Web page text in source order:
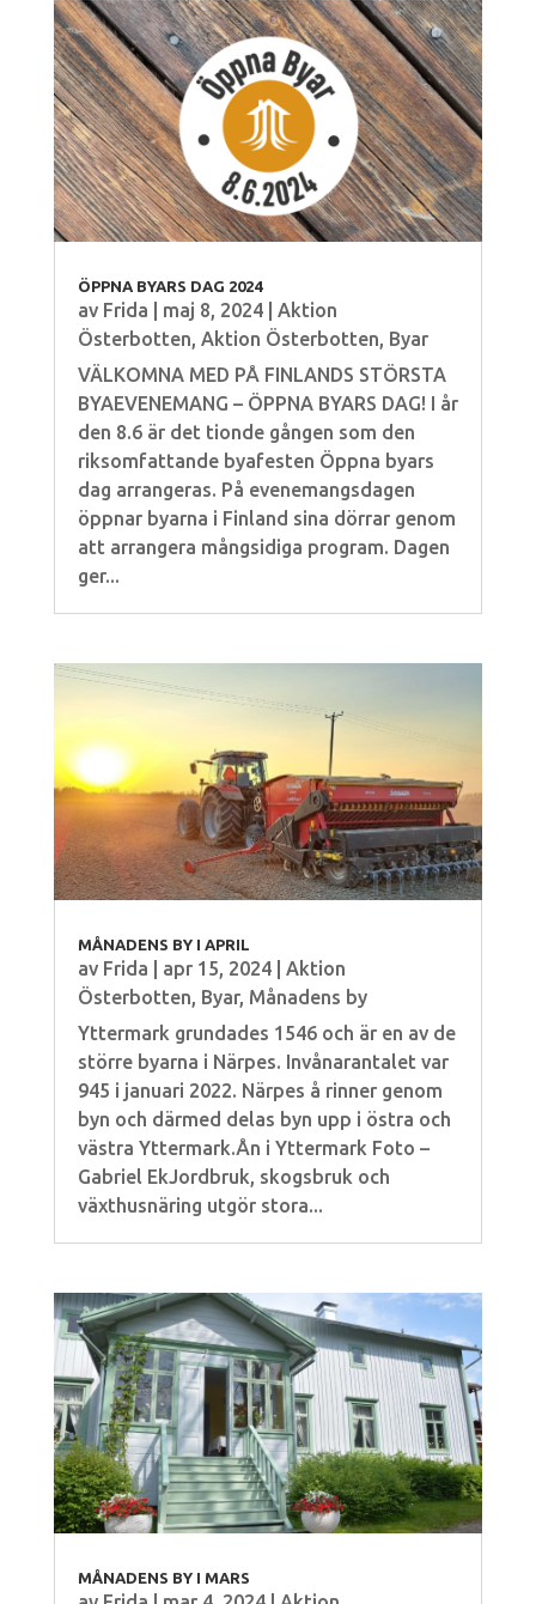
ÖPPNA BYARS DAG 2024
av Frida maj 8, 2024| Aktion
Österbotten, Aktion Österbotten, Byar
VÄLKOMNA MED PÅ FINLANDS STÖRSTA
BYAEVENEMANG – ÖPPNA BYARS DAG! I år
den 8.6 är det tionde gången som den
riksomfattande byafesten Öppna byars
dag arrangeras. På evenemangsdagen
öppnar byarna i Finland sina dörrar genom
att arrangera mångsidiga program. Dagen
ger...
MÅNADENS BY I APRIL
av Frida apr 15, 2024| Aktion
Österbotten, Byar, Månadens by
Yttermark grundades 1546 och är en av de
större byarna i Närpes. Invånarantalet var
945 i januari 2022. Närpes å rinner genom
byn och därmed delas byn upp i östra och
västra Yttermark.Ån i Yttermark Foto –
Gabriel EkJordbruk, skogsbruk och
växthusnäring utgör stora...
MÅNADENS BY I MARS